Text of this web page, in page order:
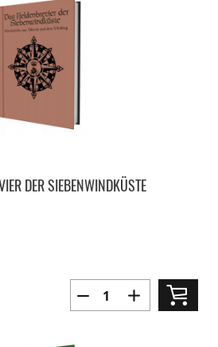
DER SIEBENWINDKÜSTE